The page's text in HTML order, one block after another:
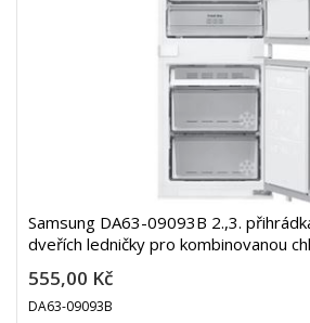
Samsung DA63-09093B 2.,3.
dveřích ledničky pro kombinovanou
555,00 Kč
DA63-09093B